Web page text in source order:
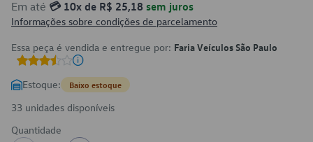
Em até 💳 10x de R$ 25,18 sem juros
Informações sobre condições de parcelamento
Essa peça é vendida e entregue por: Faria Veículos São Paulo
Estoque: Baixo estoque
33 unidades disponíveis
Quantidade